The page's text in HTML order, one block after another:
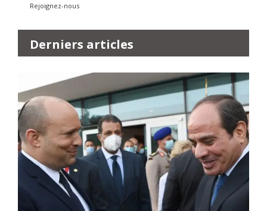
Rejoignez-nous
Derniers articles